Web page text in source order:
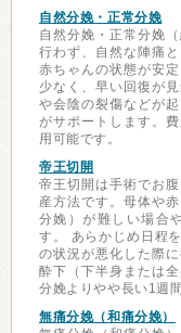
自然分娩・正常分娩
自然分娩・正常分娩
行わず、自然な陣痛
赤ちゃんの状態が安
少なく、早い回復が
や会陰の裂傷などが
がサポートします。
用可能です。
帝王切開
帝王切開は手術でお
産方法です。母体や
分娩）が難しい場合
す。 あらかじめ日程
の状況が悪化した際
酔下（下半身または
分娩よりやや長い1週
無痛分娩（和痛分娩）